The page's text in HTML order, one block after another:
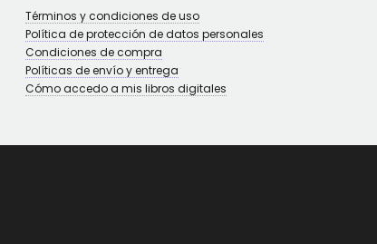
Términos y condiciones de uso
Política de protección de datos personales
Condiciones de compra
Políticas de envío y entrega
Cómo accedo a mis libros digitales